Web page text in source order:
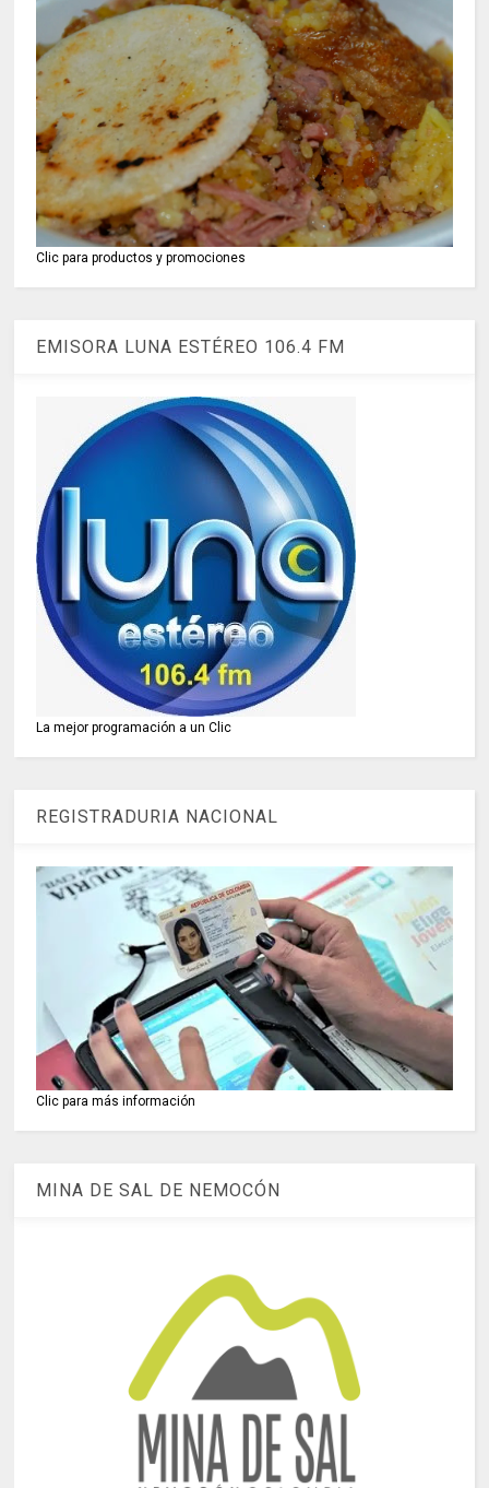
Clic para productos y promociones
EMISORA LUNA ESTÉREO 106.4 FM
La mejor programación a un Clic
REGISTRADURIA NACIONAL
Clic para más información
MINA DE SAL DE NEMOCÓN